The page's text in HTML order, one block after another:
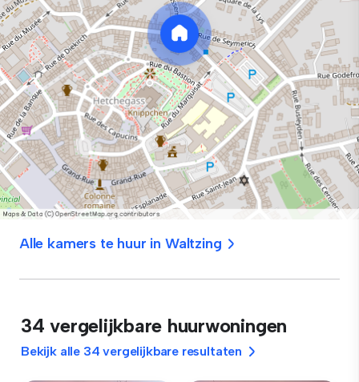
Alle kamers te huur in Waltzing
34 vergelijkbare huurwoningen
Bekijk alle 34 vergelijkbare resultaten